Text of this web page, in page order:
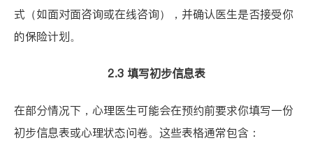
式（如面对面咨询或在线咨询），并确认医生是否接受你
的保险计划。
2.3 填写初步信息表
在部分情况下，心理医生可能会在预约前要求你填写一份
初步信息表或心理状态问卷。这些表格通常包含：